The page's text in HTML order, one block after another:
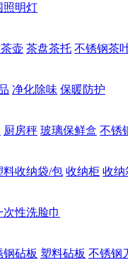
照明灯
壶 茶盘茶托 不锈钢茶
净化除味 保暖防护
厨房秤 玻璃保鲜盒 不锈
料收纳袋/包 收纳柜 收纳
次性洗脸巾
钢砧板 塑料砧板 不锈钢